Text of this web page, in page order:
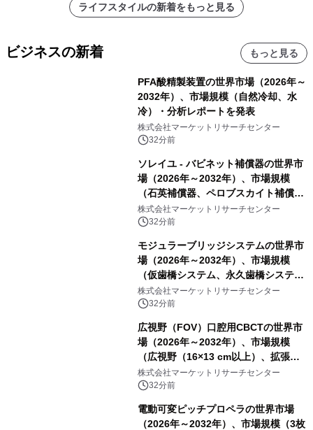
ライフスタイルの新着をもっと見る
ビジネスの新着 もっと見る
PFA酸精製装置の世界市場（2026年～
2032年）、市場規模（自然冷却、水
冷）・分析レポートを発表
株式会社マーケットリサーチセンター
32分前
ソレイユ - バビネット補償器の世界市
場（2026年～2032年）、市場規模
（石英補償器、ペロブスカイト補償
器、その他）・分析レポートを発表
株式会社マーケットリサーチセンター
32分前
モジュラーブリッジシステムの世界市
場（2026年～2032年）、市場規模
（仮歯橋システム、永久歯橋システ
ム）・分析レポートを発表
株式会社マーケットリサーチセンター
32分前
広視野（FOV）口腔用CBCTの世界市
場（2026年～2032年）、市場規模
（広視野（16×13 cm以上）、拡張広
視野（18×16 cm以上）、超広視野
（24×19 cm以上））・分析レポート
株式会社マーケットリサーチセンター
32分前
電動可変ピッチプロペラの世界市場
（2026年～2032年）、市場規模（3枚